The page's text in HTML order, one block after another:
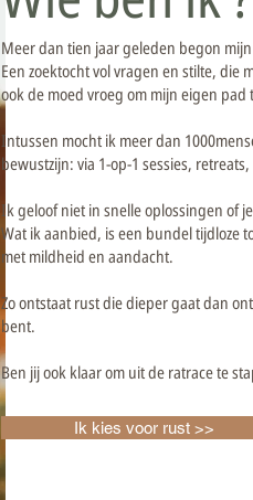
Meer dan tien jaar geleden begon
Een zoektocht vol vragen en stilte,
ook de moed vroeg om mijn eigen
Intussen mocht ik meer dan
bewustzijn: via 1-op-1 sessies,
Ik geloof niet in snelle oplossingen of
Wat ik aanbied, is een bundel tijdloze
met mildheid en aandacht.
Zo ontstaat rust die dieper gaat dan
bent.
Ben jij ook klaar om uit de ratrace te
Ik kies voor rust >>